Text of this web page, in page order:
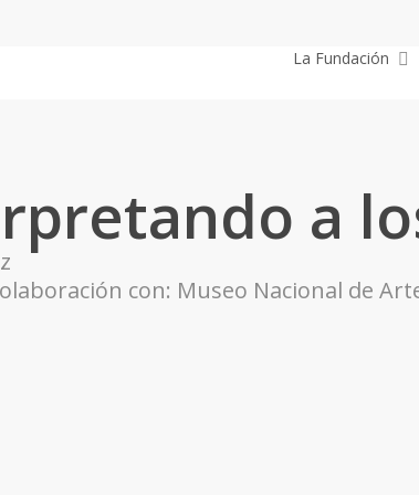
La Fundación
a
con: Museo Nacional de